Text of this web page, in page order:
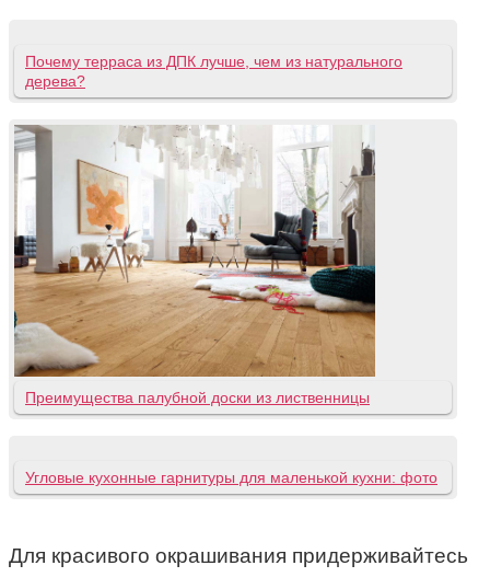
Почему терраса из ДПК лучше, чем из натурального
дерева?
Преимущества палубной доски из лиственницы
Угловые кухонные гарнитуры для маленькой кухни: фото
Для красивого окрашивания придерживайтесь